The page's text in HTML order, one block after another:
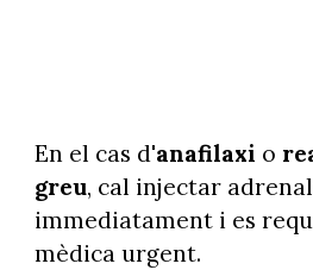
En el cas d'anafilaxi o
greu, cal injectar
immediatament i es
mèdica urgent.